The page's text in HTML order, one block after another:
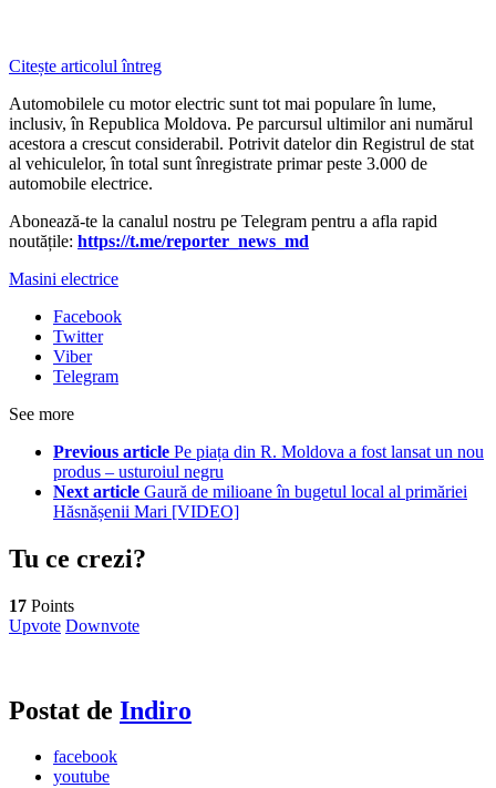
Citește articolul întreg
Automobilele cu motor electric sunt tot mai populare în lume,
inclusiv, în Republica Moldova. Pe parcursul ultimilor ani numărul
acestora a crescut considerabil. Potrivit datelor din Registrul de stat
al vehiculelor, în total sunt înregistrate primar peste 3.000 de
automobile electrice.
Abonează-te la canalul nostru pe Telegram pentru a afla rapid
noutățile: https://t.me/reporter_news_md
Masini electrice
Facebook
Twitter
Viber
Telegram
See more
Previous article Pe piața din R. Moldova a fost lansat un nou
produs – usturoiul negru
Next article Gaură de milioane în bugetul local al primăriei
Hăsnășenii Mari [VIDEO]
Tu ce crezi?
17 Points
Upvote Downvote
Postat de Indiro
facebook
youtube